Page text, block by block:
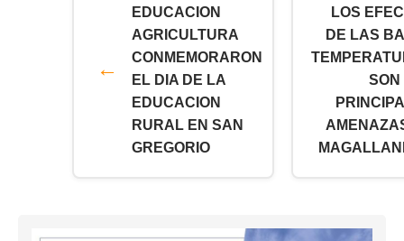
EDUCACION
AGRICULTURA
CONMEMORARON
EL DIA DE LA
EDUCACION
RURAL EN SAN
GREGORIO
LOS
DE LAS